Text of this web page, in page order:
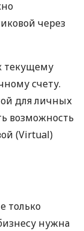
через
текущему
счету.
для личных
возможность
(Virtual)
только
нужна